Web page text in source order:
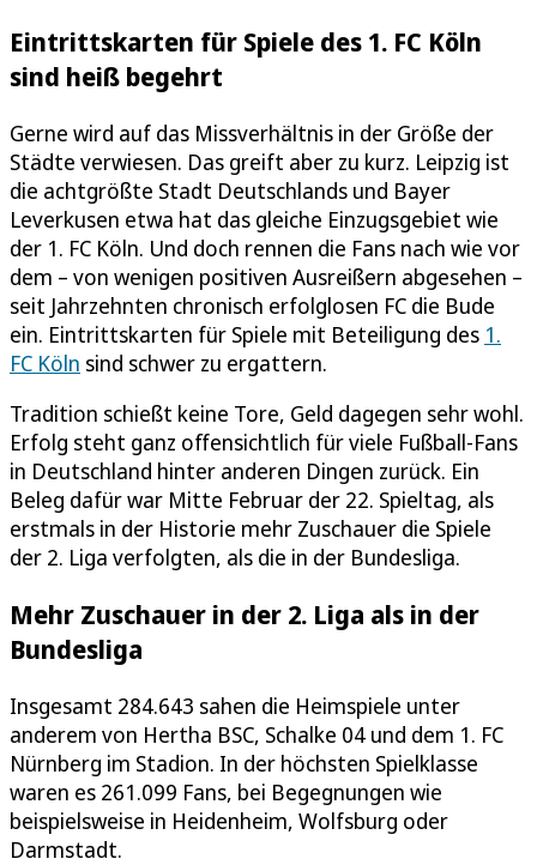
Eintrittskarten für Spiele des 1. FC Köln
sind heiß begehrt
Gerne wird auf das Missverhältnis in der Größe der
Städte verwiesen. Das greift aber zu kurz. Leipzig ist
die achtgrößte Stadt Deutschlands und Bayer
Leverkusen etwa hat das gleiche Einzugsgebiet wie
der 1. FC Köln. Und doch rennen die Fans nach wie vor
dem – von wenigen positiven Ausreißern abgesehen –
seit Jahrzehnten chronisch erfolglosen FC die Bude
ein. Eintrittskarten für Spiele mit Beteiligung des 1.
FC Köln sind schwer zu ergattern.
Tradition schießt keine Tore, Geld dagegen sehr wohl.
Erfolg steht ganz offensichtlich für viele Fußball-Fans
in Deutschland hinter anderen Dingen zurück. Ein
Beleg dafür war Mitte Februar der 22. Spieltag, als
erstmals in der Historie mehr Zuschauer die Spiele
der 2. Liga verfolgten, als die in der Bundesliga.
Mehr Zuschauer in der 2. Liga als in der
Bundesliga
Insgesamt 284.643 sahen die Heimspiele unter
anderem von Hertha BSC, Schalke 04 und dem 1. FC
Nürnberg im Stadion. In der höchsten Spielklasse
waren es 261.099 Fans, bei Begegnungen wie
beispielsweise in Heidenheim, Wolfsburg oder
Darmstadt.